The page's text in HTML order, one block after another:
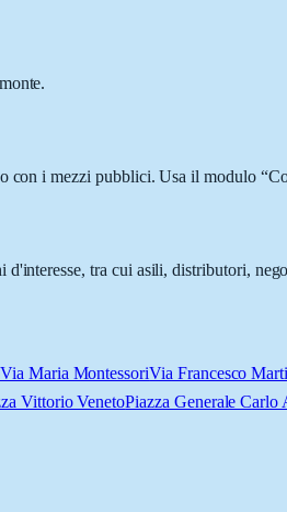
i mezzi pubblici. Usa il modulo
tra cui asili, distributori,
Via Maria MontessoriVia Francesco
Vittorio VenetoPiazza Generale